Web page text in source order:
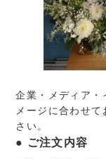
企業・メディア・
メージに合わせ
さい。
ご注文内容